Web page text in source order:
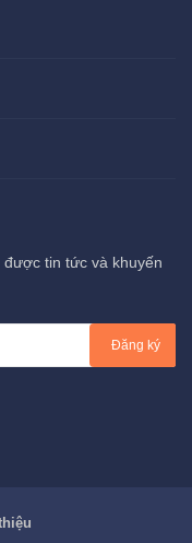
tin tức và khuyến
Đăng ký